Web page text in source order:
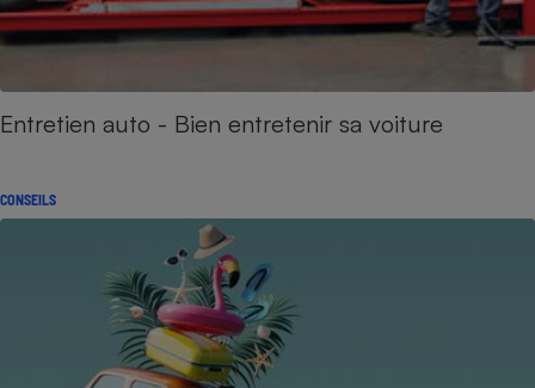
Entretien auto - Bien entretenir sa voiture
CONSEILS